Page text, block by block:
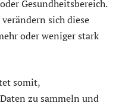
Gesundheitsbereich.
sich diese
oder weniger stark
somit,
zu sammeln und